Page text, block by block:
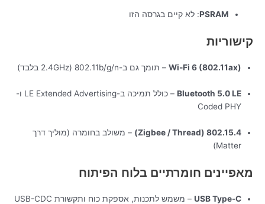
PSRAM: לא קיים בגרסה הזו
קישוריות
Wi-Fi 6 (802.11ax) – תומך גם ב-802.11b/g/n (2.4GHz בלבד)
Bluetooth 5.0 LE
– כולל תמיכה ב-LE Extended Advertising ו-
Coded PHY
802.15.4 (Zigbee / Thread)
– משולב בחומרה (מוליך דרך
Matter)
מאפיינים חומרתיים בלוח הפיתוח
USB Type-C – משמש לתכנות, אספקת כוח ותקשורת USB-CDC